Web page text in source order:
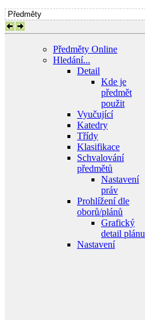
Předměty Online
Hledání...
Detail
Kde je
předmět
použit
Vyučující
Katedry
Třídy
Klasifikace
Schvalování
předmětů
Nastavení
práv
Prohlížení dle
oborů/plánů
Grafický
detail plánu
Nastavení